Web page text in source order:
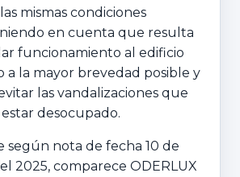
mismas condiciones
en cuenta que resulta
funcionamiento al edificio
a la mayor brevedad posible y
las vandalizaciones que
desocupado.
según nota de fecha 10 de
2025, comparece ODERLUX